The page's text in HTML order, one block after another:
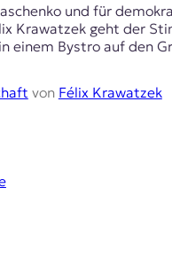
und für
Krawatzek geht der
einem Bystro auf den
von Félix Krawatzek